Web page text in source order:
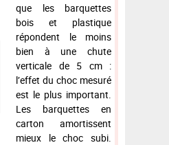
que les barquettes
bois et plastique
répondent le moins
bien à une chute
verticale de 5 cm :
l’effet du choc mesuré
est le plus important.
Les barquettes en
carton amortissent
mieux le choc subi.